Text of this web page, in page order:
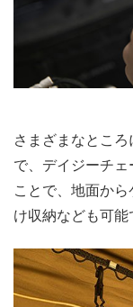
さまざまなとこ
で、デイジーチ
ことで、地面か
け収納なども可能